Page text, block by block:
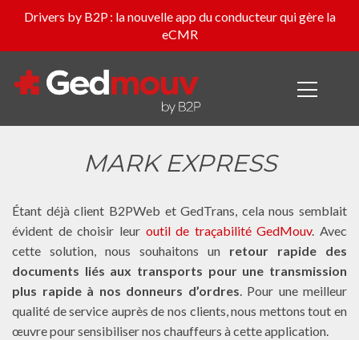
Drivers by B2P : la nouvelle app du conducteur qui gère la
eCMR
MARK EXPRESS
Étant déjà client B2PWeb et GedTrans, cela nous semblait
évident de choisir leur outil de traçabilité GedMouv. Avec
cette solution, nous souhaitons un retour rapide des
documents liés aux transports pour une transmission
plus rapide à nos donneurs d’ordres. Pour une meilleur
qualité de service auprès de nos clients, nous mettons tout en
œuvre pour sensibiliser nos chauffeurs à cette application.